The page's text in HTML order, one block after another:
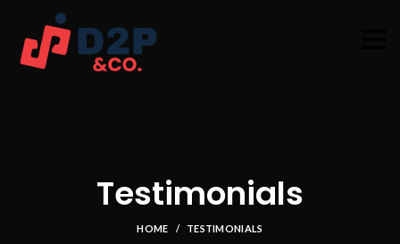
Testimonials
HOME TESTIMONIALS